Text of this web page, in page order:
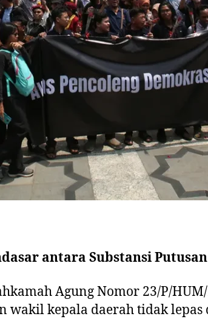
antara Substansi
Agung Nomor 23/P/
wakil kepala daerah tidak